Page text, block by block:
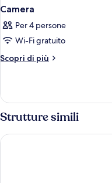
Camera
Per 4 persone
Wi-Fi gratuito
Scopri di più
Altri
Strutture simili
The Palm at Playa